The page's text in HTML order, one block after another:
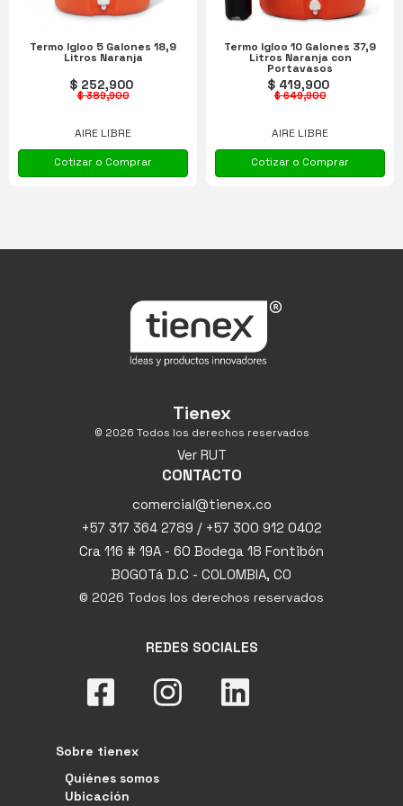
Termo Igloo 5 Galones 18,9
Litros Naranja
$ 252,900
$ 389,900
AIRE LIBRE
Cotizar o Comprar
Termo Igloo 10 Galones 37,9
Litros Naranja con
Portavasos
$ 419,900
$ 649,900
AIRE LIBRE
Cotizar o Comprar
Tienex
© 2026 Todos los derechos reservados
Ver RUT
CONTACTO
comercial@tienex.co
+57 317 364 2789 / +57 300 912 0402
Cra 116 # 19A - 60 Bodega 18 Fontibón
BOGOTá D.C - COLOMBIA, CO
© 2026 Todos los derechos reservados
REDES SOCIALES
Sobre tienex
Quiénes somos
Ubicación